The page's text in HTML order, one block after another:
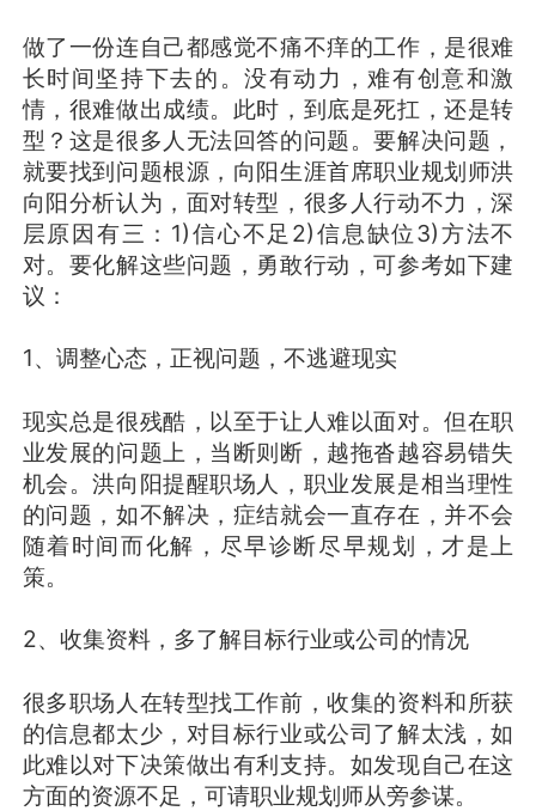
做了一份连自己都感觉不痛不痒的工作，是很难
长时间坚持下去的。没有动力，难有创意和激
情，很难做出成绩。此时，到底是死扛，还是转
型？这是很多人无法回答的问题。要解决问题，
就要找到问题根源，向阳生涯首席职业规划师洪
向阳分析认为，面对转型，很多人行动不力，深
层原因有三：1)信心不足2)信息缺位3)方法不
对。要化解这些问题，勇敢行动，可参考如下建
议：
1、调整心态，正视问题，不逃避现实
现实总是很残酷，以至于让人难以面对。但在职
业发展的问题上，当断则断，越拖沓越容易错失
机会。洪向阳提醒职场人，职业发展是相当理性
的问题，如不解决，症结就会一直存在，并不会
随着时间而化解，尽早诊断尽早规划，才是上
策。
2、收集资料，多了解目标行业或公司的情况
很多职场人在转型找工作前，收集的资料和所获
的信息都太少，对目标行业或公司了解太浅，如
此难以对下决策做出有利支持。如发现自己在这
方面的资源不足，可请职业规划师从旁参谋。